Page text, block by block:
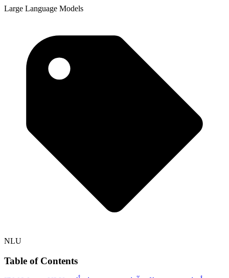
Large Language Models
NLU
Table of Contents